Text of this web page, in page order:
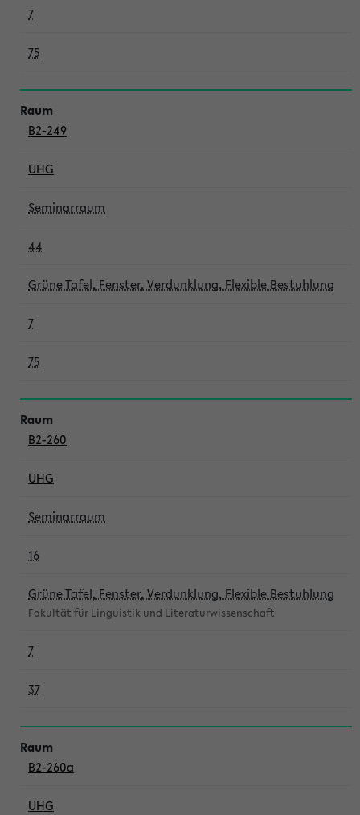
7
75
B2-249
UHG
Seminarraum
44
Grüne Tafel, Fenster, Verdunklung, Flexible Bestuhlung
7
75
B2-260
UHG
Seminarraum
16
Grüne Tafel, Fenster, Verdunklung, Flexible Bestuhlung
Fakultät für Linguistik und Literaturwissenschaft
7
37
B2-260a
UHG